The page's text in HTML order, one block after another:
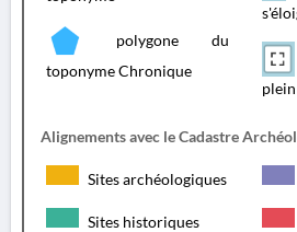
polygone du
toponyme Chronique
Alignements avec le Cadastre
Sites archéologiques
Sites historiques